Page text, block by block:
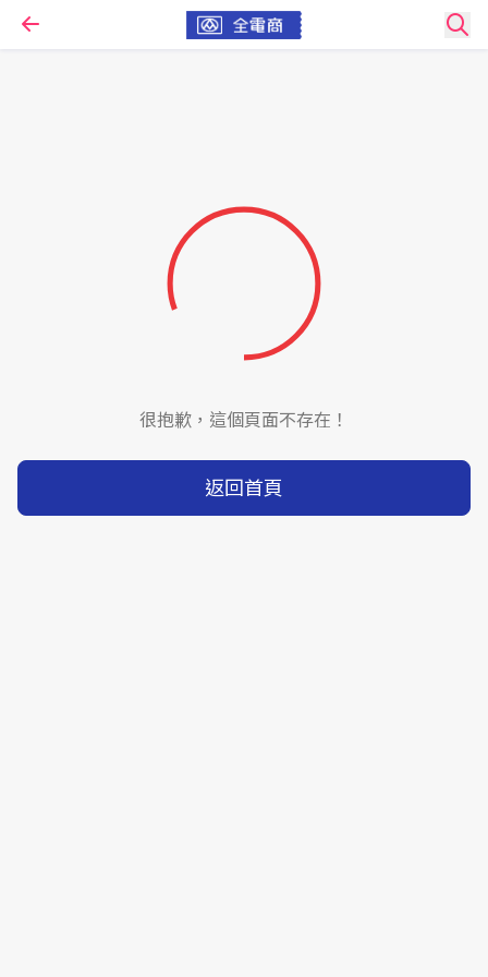
很抱歉，這個頁面不存在！
返回首頁